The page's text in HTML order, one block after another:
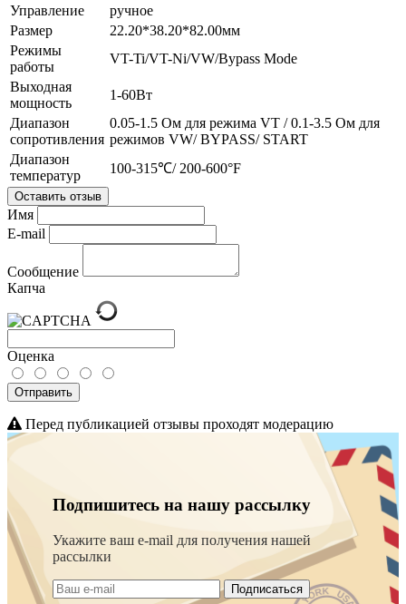
Управление
ручное
Размер
22.20*38.20*82.00мм
Режимы
работы
VT-Ti/VT-Ni/VW/Bypass Mode
Выходная
мощность
1-60Вт
Диапазон
сопротивления
0.05-1.5 Ом для режима VT / 0.1-3.5 Ом для
режимов VW/ BYPASS/ START
Диапазон
температур
100-315℃/ 200-600°F
Оставить отзыв
Имя
E-mail
Сообщение
Капча
Оценка
Отправить
Перед публикацией отзывы проходят модерацию
Подпишитесь на нашу рассылку
Укажите ваш e-mail для получения нашей
рассылки
Подписаться